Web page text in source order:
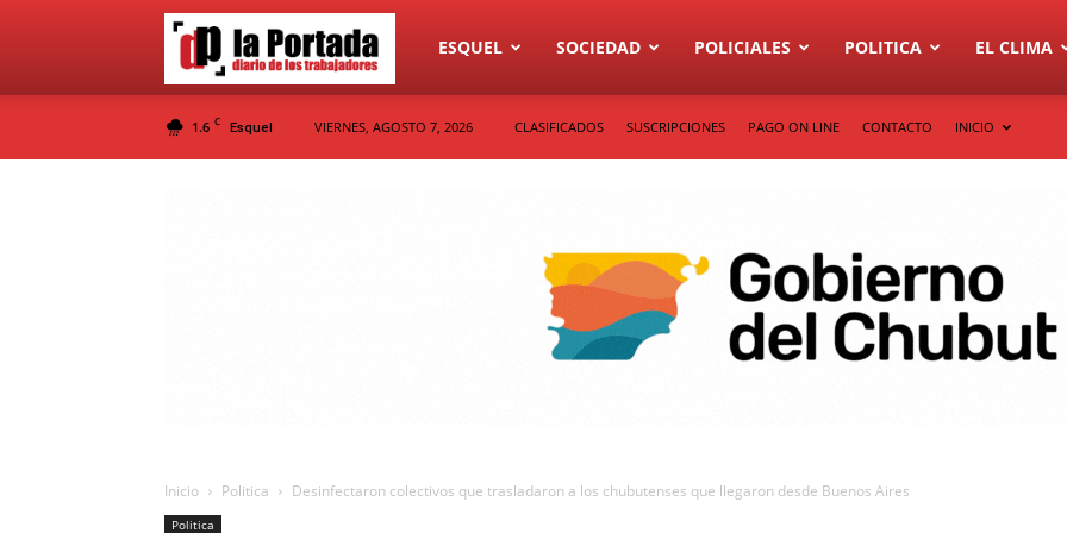
Diario
La
ESQUEL SOCIEDAD POLICIALES POLITICA EL CLIMA
1.6 C Esquel VIERNES, AGOSTO 7, 2026 CLASIFICADOS SUSCRIPCIONES PAGO ON LINE CONTACTO INICIO
Inicio Politica Desinfectaron colectivos que trasladaron a los chubutenses que llegaron desde Buenos Aires
Politica